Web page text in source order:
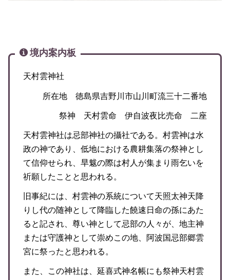
境内案内板
天村雲神社
所在地 徳島県吉野川市山川町流三十二番地
祭神 天村雲命 伊自波夜比売命 二座
天村雲神社は忌部神社の攝社である。村雲神は水
政の神であり、低地における農耕集落の祭神とし
て信仰せられ、旱魃の際は村人が集まり雨乞いを
祈願したことと思われる。
旧事紀には、村雲神の系統について天照太神天降
りし代の随神として降臨した饒速日命の孫にあた
ると記され、尊い神として忌部の人々が、地主神
または守護神として崇めこの地、阿波国忌部郷雲
宮に祭ったと思われる。
また、この神社は、延喜式神名帳にも祭神天村雲